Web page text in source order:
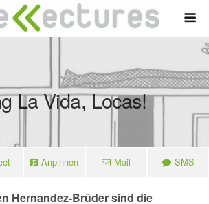
La Vida, Locas!
Anpinnen Mail SMS
Hernandez-Brüder sind die